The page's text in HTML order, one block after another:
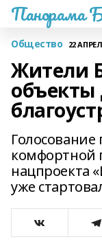
Панорама
Общество 22
Жители
объекты
комфортной
нацпроекта
уже